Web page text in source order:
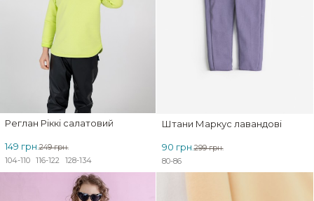
Реглан Ріккі салатовий
249 грн.
149 грн.
104-110 116-122 128-134
Штани Маркус лавандові
299 грн.
90 грн.
80-86